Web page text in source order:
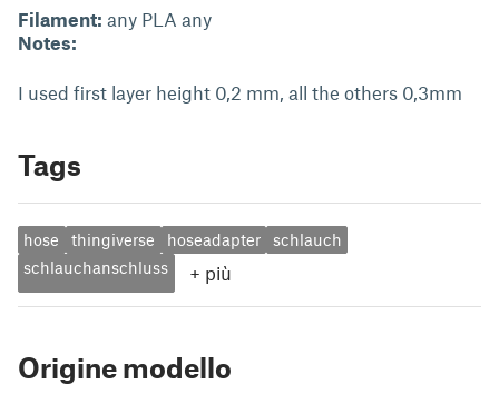
Filament: any PLA any
Notes:
I used first layer height 0,2 mm, all the others 0,3mm
Tags
hose thingiverse hoseadapter
schlauch
schlauchanschluss
+ più
Origine modello